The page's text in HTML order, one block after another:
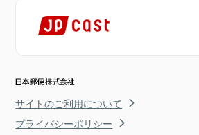
サイトのご利用について
プライバシーポリシー